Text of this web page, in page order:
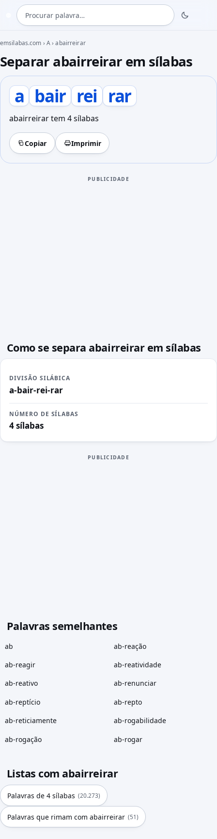
Procurar palavra
emsilabas.com › A›abairreirar
Separar abairreirar em sílabas
a bair rei rar
abairreirar tem 4 sílabas
Copiar Imprimir
PUBLICIDADE
Como se separa abairreirar em sílabas
DIVISÃO SILÁBICA
a-bair-rei-rar
NÚMERO DE SÍLABAS
4 sílabas
PUBLICIDADE
Palavras semelhantes
ab ab-reação
ab-reagir ab-reatividade
ab-reativo ab-renunciar
ab-reptício ab-repto
ab-reticiamente ab-rogabilidade
ab-rogação ab-rogar
Listas com abairreirar
Palavras de 4 sílabas (20.273)
Palavras que rimam com abairreirar (51)